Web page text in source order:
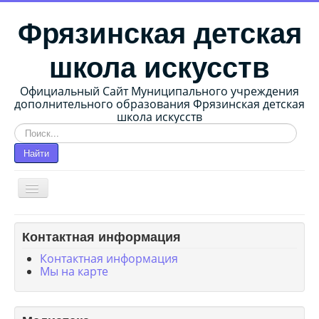
Фрязинская детская
школа искусств
Официальный Сайт Муниципального учреждения
дополнительного образования Фрязинская детская
школа искусств
Искать...
Найти
Главная страница
Сведения об образовательной организации
Методические работы
Контактная информация
Контактная информация
Мы на карте